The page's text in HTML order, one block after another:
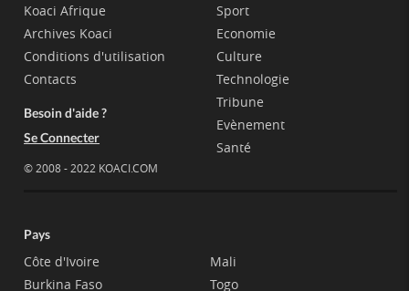
Koaci Afrique
Archives Koaci
Conditions d'utilisation
Contacts
Besoin d'aide ?
Se Connecter
© 2008 - 2022 KOACI.COM
Sport
Economie
Culture
Technologie
Tribune
Evènement
Santé
Pays
Côte d'Ivoire
Burkina Faso
Mali
Togo